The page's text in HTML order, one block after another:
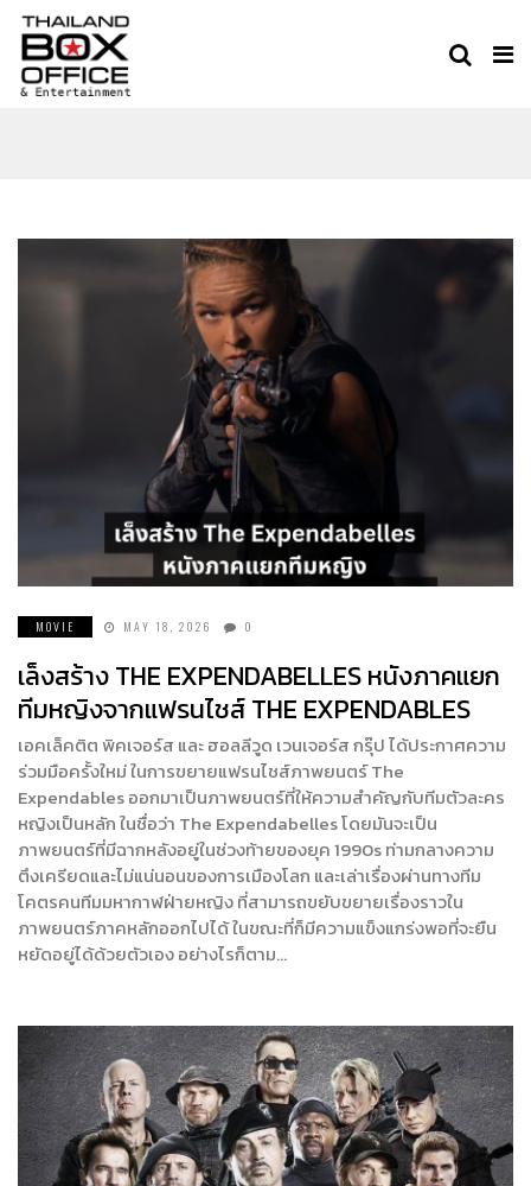
THE EXPENDABLES
MOVIE MAY 18, 2026 0
เล็งสร้าง THE EXPENDABELLES หนังภาคแยก
ทีมหญิงจากแฟรนไชส์ THE EXPENDABLES
เอคเล็คติต พิคเจอร์ส และ ฮอลลีวูด เวนเจอร์ส กรุ๊ป ได้ประกาศความ
ร่วมมือครั้งใหม่ ในการขยายแฟรนไชส์ภาพยนตร์ The
Expendables ออกมาเป็นภาพยนตร์ที่ให้ความสำคัญกับทีมตัวละคร
หญิงเป็นหลัก ในชื่อว่า The Expendabelles โดยมันจะเป็น
ภาพยนตร์ที่มีฉากหลังอยู่ในช่วงท้ายของยุค 1990s ท่ามกลางความ
ตึงเครียดและไม่แน่นอนของการเมืองโลก และเล่าเรื่องผ่านทางทีม
โคตรคนทีมมหากาฬฝ่ายหญิง ที่สามารถขยับขยายเรื่องราวใน
ภาพยนตร์ภาคหลักออกไปได้ ในขณะที่ก็มีความแข็งแกร่งพอที่จะยืน
หยัดอยู่ได้ด้วยตัวเอง อย่างไรก็ตาม…